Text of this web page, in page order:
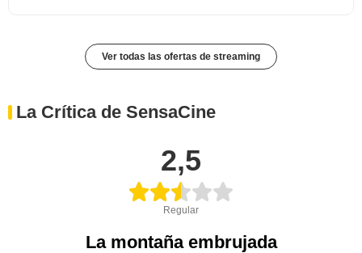
Ver todas las ofertas de streaming
La Crítica de SensaCine
2,5
Regular
La montaña embrujada